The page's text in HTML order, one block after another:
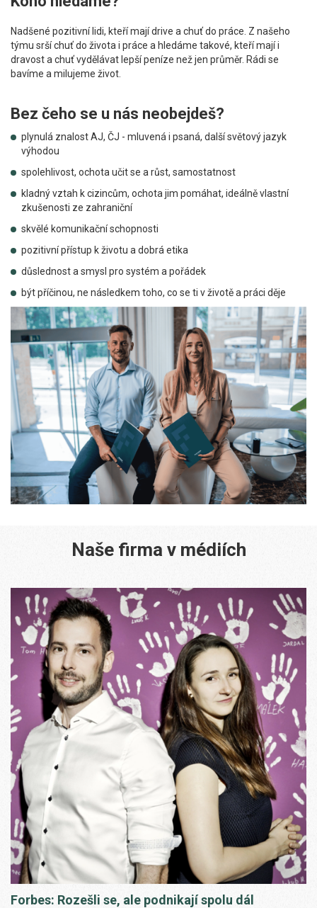
Nadšené pozitivní lidi, kteří mají drive a chuť do práce. Z našeho
týmu srší chuť do života i práce a hledáme takové, kteří mají i
dravost a chuť vydělávat lepší peníze než jen průměr. Rádi se
bavíme a milujeme život.
Bez čeho se u nás neobejdeš?
plynulá znalost AJ, ČJ - mluvená i psaná, další světový jazyk
výhodou
spolehlivost, ochota učit se a růst, samostatnost
kladný vztah k cizincům, ochota jim pomáhat, ideálně vlastní
zkušenosti ze zahraniční
skvělé komunikační schopnosti
pozitivní přístup k životu a dobrá etika
důslednost a smysl pro systém a pořádek
být příčinou, ne následkem toho, co se ti v životě a práci děje
Naše firma v médiích
Forbes: Rozešli se, ale podnikají spolu dál